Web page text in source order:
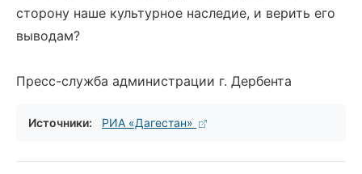
сторону наше культурное наследие, и верить его
выводам?
Пресс-служба администрации г. Дербента
Источники: РИА «Дагестан»